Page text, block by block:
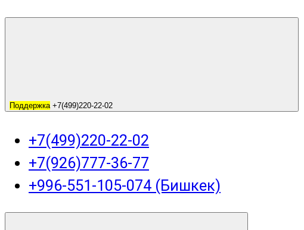
Поддержка +7(499)220-22-02
+7(499)220-22-02
+7(926)777-36-77
+996-551-105-074 (Бишкек)